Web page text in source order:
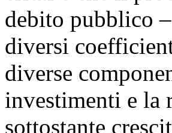
debito pubblico
diversi
diverse
investimenti e la
sottostante